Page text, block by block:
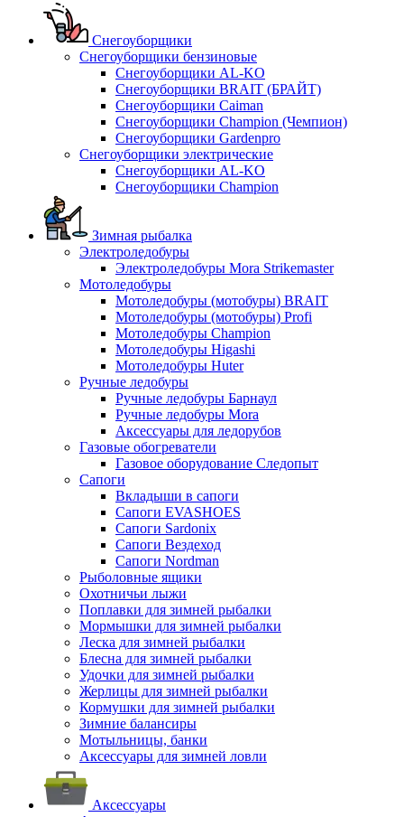
Снегоуборщики
Снегоуборщики бензиновые
Снегоуборщики AL-KO
Снегоуборщики BRAIT (БРАЙТ)
Снегоуборщики Caiman
Снегоуборщики Champion (Чемпион)
Снегоуборщики Gardenpro
Снегоуборщики электрические
Снегоуборщики AL-KO
Снегоуборщики Champion
Зимная рыбалка
Электроледобуры
Электроледобуры Mora Strikemaster
Мотоледобуры
Мотоледобуры (мотобуры) BRAIT
Мотоледобуры (мотобуры) Profi
Мотоледобуры Champion
Мотоледобуры Higashi
Мотоледобуры Huter
Ручные ледобуры
Ручные ледобуры Барнаул
Ручные ледобуры Mora
Аксессуары для ледорубов
Газовые обогреватели
Газовое оборудование Следопыт
Сапоги
Вкладыши в сапоги
Сапоги EVASHOES
Сапоги Sardonix
Сапоги Вездеход
Сапоги Nordman
Рыболовные ящики
Охотничьи лыжи
Поплавки для зимней рыбалки
Мормышки для зимней рыбалки
Леска для зимней рыбалки
Блесна для зимней рыбалки
Удочки для зимней рыбалки
Жерлицы для зимней рыбалки
Кормушки для зимней рыбалки
Зимние балансиры
Мотыльницы, банки
Аксессуары для зимней ловли
Аксессуары